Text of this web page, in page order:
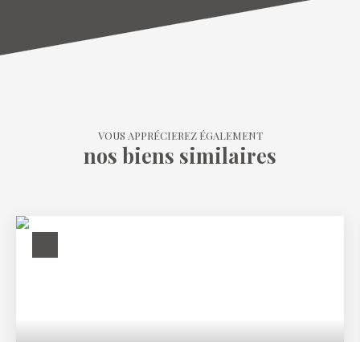
VOUS APPRÉCIEREZ ÉGALEMENT
nos biens similaires